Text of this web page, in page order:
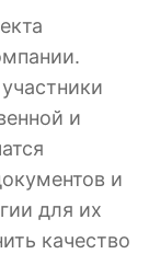
и
и
для их
качество